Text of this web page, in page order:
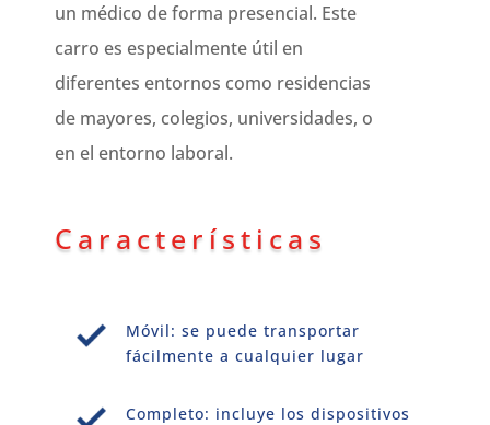
un médico de forma presencial. Este
carro es especialmente útil en
diferentes entornos como residencias
de mayores, colegios, universidades, o
en el entorno laboral.
Características
Móvil: se puede transportar
fácilmente a cualquier lugar
Completo: incluye los dispositivos